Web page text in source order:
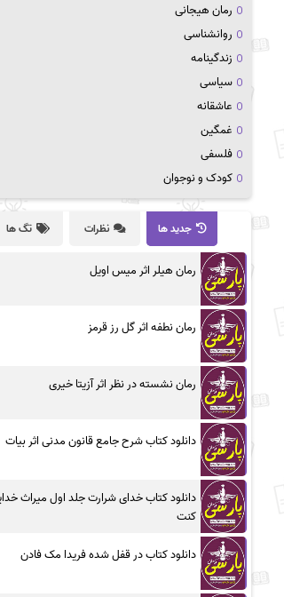
رمان هیجانی
روانشناسی
زندگینامه
سیاسی
عاشقانه
غمگین
فلسفی
کودک و نوجوان
جدید ها نظرات تگ ها
رمان هیلر اثر میس اویل
رمان نطفه اثر گل رز قرمز
رمان نشسته در نظر اثر آزیتا خیری
دانلود کتاب شرح جامع قانون مدنی اثر بیات
دانلود کتاب خدای شرارت جلد اول میراث
کنت
دانلود کتاب در قفل شده فریدا مک فادن